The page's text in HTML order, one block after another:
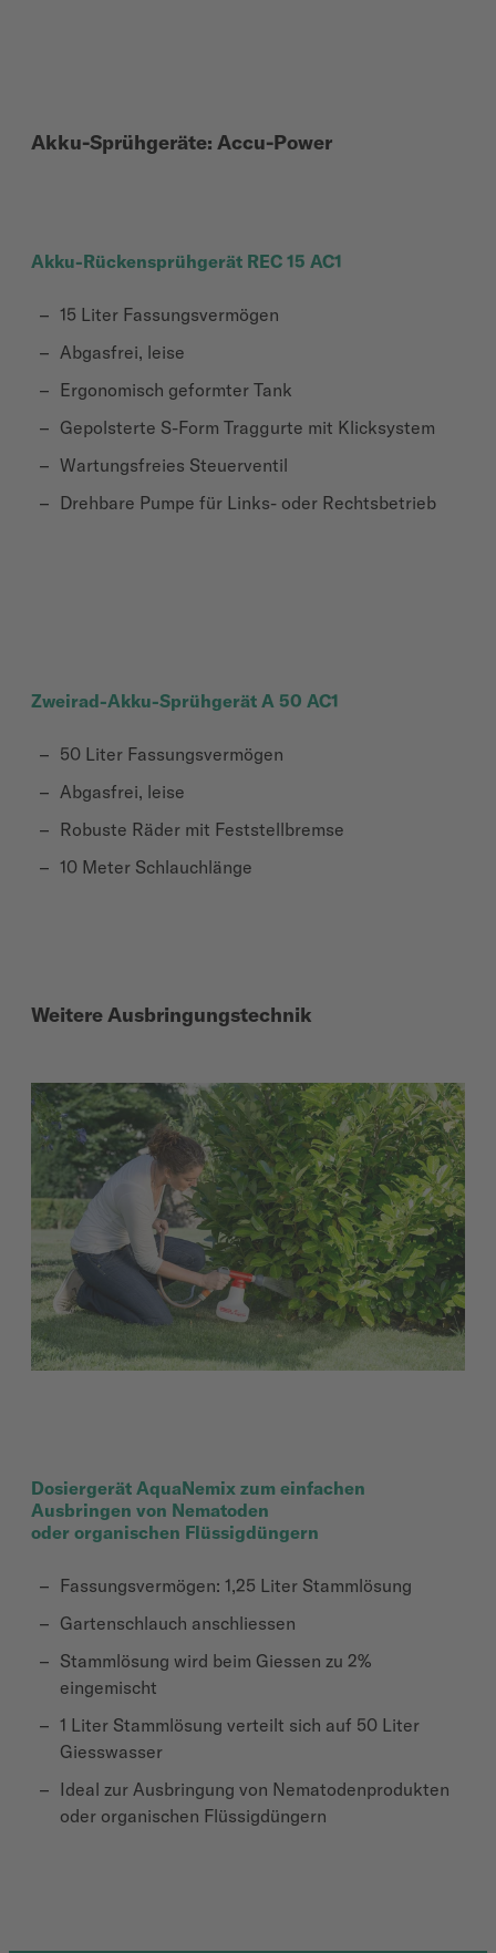
Akku-Sprühgeräte: Accu-Power
Akku-Rückensprühgerät REC 15 AC1
15 Liter Fassungsvermögen
Abgasfrei, leise
Ergonomisch geformter Tank
Gepolsterte S-Form Traggurte mit Klicksystem
Wartungsfreies Steuerventil
Drehbare Pumpe für Links- oder Rechtsbetrieb
Zweirad-Akku-Sprühgerät A 50 AC1
50 Liter Fassungsvermögen
Abgasfrei, leise
Robuste Räder mit Feststellbremse
10 Meter Schlauchlänge
Weitere Ausbringungstechnik
Dosiergerät AquaNemix zum einfachen
Ausbringen von Nematoden
oder organischen Flüssigdüngern
Fassungsvermögen: 1,25 Liter Stammlösung
Gartenschlauch anschliessen
Stammlösung wird beim Giessen zu 2%
eingemischt
1 Liter Stammlösung verteilt sich auf 50 Liter
Giesswasser
Ideal zur Ausbringung von Nematodenprodukten
oder organischen Flüssigdüngern